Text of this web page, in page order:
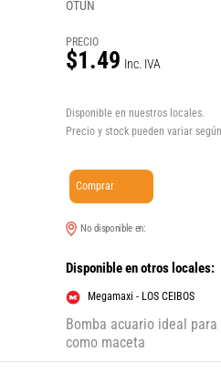
OTÚN
PRECIO
$1.49 Inc. IVA
Disponible en nuestros locales.
Precio y stock pueden variar
Comprar
No disponible en:
Disponible en otros locales:
Megamaxi - LOS CEIBOS
Bomba acuario ideal
como maceta